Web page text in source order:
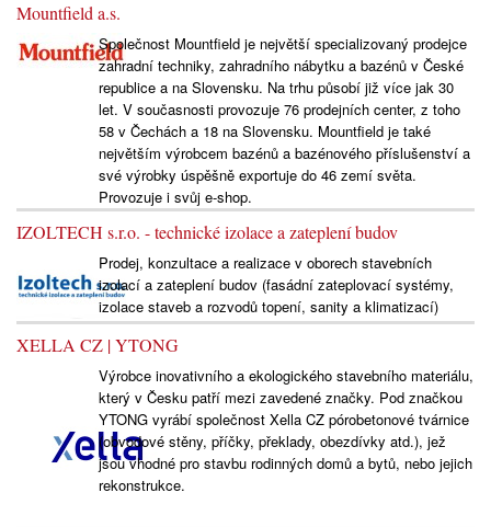
Mountfield a.s.
Společnost Mountfield je největší specializovaný prodejce
zahradní techniky, zahradního nábytku a bazénů v České
republice a na Slovensku. Na trhu působí již více jak 30
let. V současnosti provozuje 76 prodejních center, z toho
58 v Čechách a 18 na Slovensku. Mountfield je také
největším výrobcem bazénů a bazénového příslušenství a
své výrobky úspěšně exportuje do 46 zemí světa.
Provozuje i svůj e-shop.
IZOLTECH s.r.o. - technické izolace a zateplení budov
Prodej, konzultace a realizace v oborech stavebních
izolací a zateplení budov (fasádní zateplovací systémy,
izolace staveb a rozvodů topení, sanity a klimatizací)
XELLA CZ | YTONG
Výrobce inovativního a ekologického stavebního materiálu,
který v Česku patří mezi zavedené značky. Pod značkou
YTONG vyrábí společnost Xella CZ pórobetonové tvárnice
(obvodové stěny, příčky, překlady, obezdívky atd.), jež
jsou vhodné pro stavbu rodinných domů a bytů, nebo jejich
rekonstrukce.